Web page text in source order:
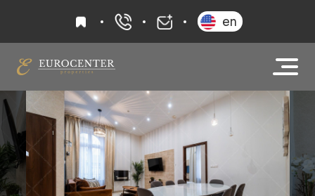
kedvencek+36 20 919 0005
en